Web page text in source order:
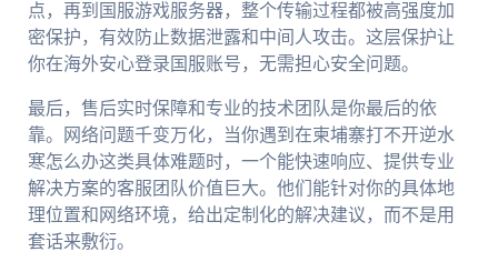
点，再到国服游戏服务器，整个传输过程都被高强度加
密保护，有效防止数据泄露和中间人攻击。这层保护让
你在海外安心登录国服账号，无需担心安全问题。
最后，售后实时保障和专业的技术团队是你最后的依
靠。网络问题千变万化，当你遇到在柬埔寨打不开逆水
寒怎么办这类具体难题时，一个能快速响应、提供专业
解决方案的客服团队价值巨大。他们能针对你的具体地
理位置和网络环境，给出定制化的解决建议，而不是用
套话来敷衍。